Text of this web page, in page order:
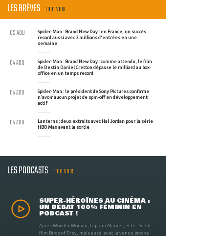
LES BRÈVES TOUT VOIR
Spider-Man : Brand New Day : en France, un succès
record aussi avec 3 millions d'entrées en une
semaine
05 AOU
Spider-Man : Brand New Day : comme attendu, le film
de Destin Daniel Cretton dépasse le milliard au box-
office en un temps record
04 AOU
Spider-Man : le président de Sony Pictures confirme
n'avoir aucun projet de spin-off en développement
actif
04 AOU
Lanterns : deux extraits avec Hal Jordan pour la série
HBO Max avant la sortie
04 AOU
LES PODCASTS TOUT VOIR
SUPER-HÉROÏNES AU CINÉMA :
UN DÉBAT 100% FÉMININ EN
PODCAST !
Après Wonder Woman, Captain Marvel, et le récent
film Birds of Prey, mais aussi avec la venue proche